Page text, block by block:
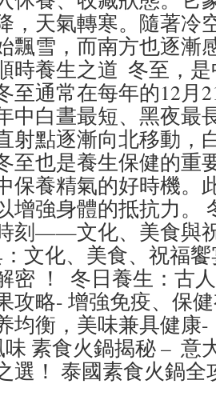
，天氣轉寒。隨著冷
飄雪，而南方也逐漸
時養生之道 冬至，
至通常在每年的12月
中白晝最短、黑夜最
射點逐漸向北移動，
至也是養生保健的重
保養精氣的好時機。
增強身體的抵抗力。
刻——文化、美食與
：文化、美食、祝福
密 ！ 冬日養生：古
攻略- 增強免疫、保
均衡，美味兼具健康
味 素食火鍋揭秘 – 意
選！ 泰國素食火鍋全